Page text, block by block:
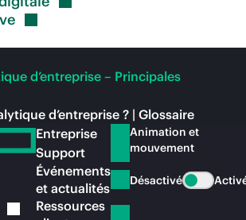
d’entreprise – Principales
d’entreprise ? | Glossaire
Entreprise
Support
Événements
et actualités
Ressources
Animation et
mouvement
Désactivé